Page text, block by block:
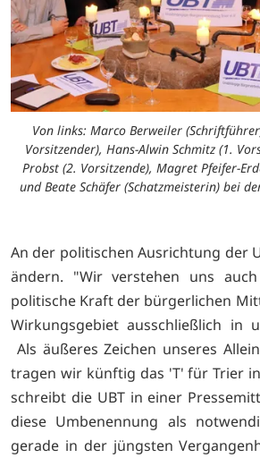
Von links: Marco Berweiler
Vorsitzender), Hans-Alwin Schmitz (1.
Probst (2. Vorsitzende), Magret Pfeifer-
und Beate Schäfer (Schatzmeisterin) bei
An der politischen Ausrichtung der
ändern. "Wir verstehen uns
politische Kraft der bürgerlichen
Wirkungsgebiet ausschließlich in
Als äußeres Zeichen unseres
tragen wir künftig das 'T' für Trier
schreibt die UBT in einer
diese Umbenennung als
gerade in der jüngsten